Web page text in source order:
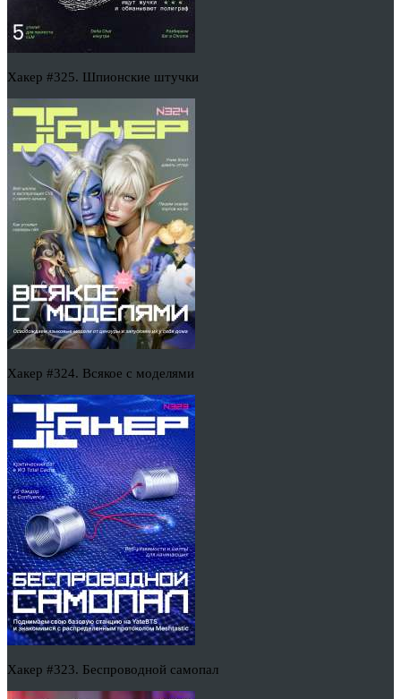
Хакер #325. Шпионские штучки
Хакер #324. Всякое с моделями
Хакер #323. Беспроводной самопал